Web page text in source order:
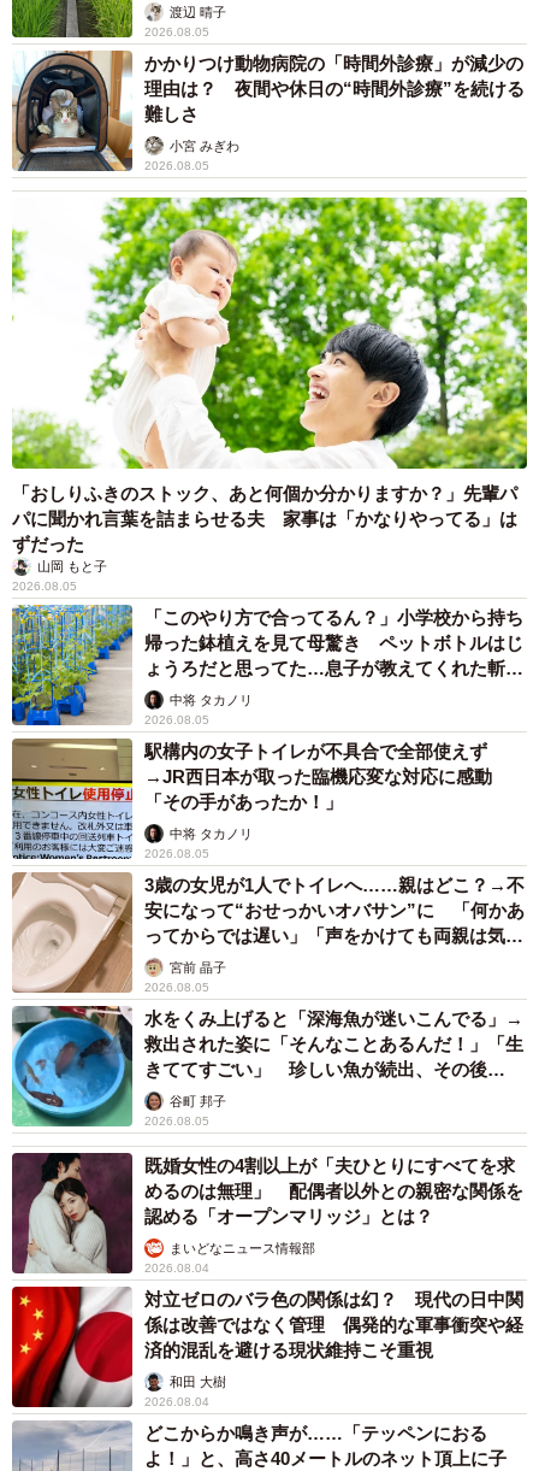
渡辺 晴子
2026.08.05
かかりつけ動物病院の「時間外診療」が減少の
理由は？ 夜間や休日の“時間外診療”を続ける
難しさ
小宮 みぎわ
2026.08.05
「おしりふきのストック、あと何個か分かりますか？」先輩パ
パに聞かれ言葉を詰まらせる夫 家事は「かなりやってる」は
ずだった
山岡 もと子
2026.08.05
「このやり方で合ってるん？」小学校から持ち
帰った鉢植えを見て母驚き ペットボトルはじ
ょうろだと思ってた…息子が教えてくれた斬新
な水やりとは
中将 タカノリ
2026.08.05
駅構内の女子トイレが不具合で全部使えず
→JR西日本が取った臨機応変な対応に感動
「その手があったか！」
中将 タカノリ
2026.08.05
3歳の女児が1人でトイレへ……親はどこ？→不
安になって“おせっかいオバサン”に 「何かあ
ってからでは遅い」「声をかけても両親は気づ
かぬまま」
宮前 晶子
2026.08.05
水をくみ上げると「深海魚が迷いこんでる」→
救出された姿に「そんなことあるんだ！」「生
きててすごい」 珍しい魚が続出、その後
は……谷町 邦子
2026.08.05
既婚女性の4割以上が「夫ひとりにすべてを求
めるのは無理」 配偶者以外との親密な関係を
認める「オープンマリッジ」とは？
まいどなニュース情報部
2026.08.04
対立ゼロのバラ色の関係は幻？ 現代の日中関
係は改善ではなく管理 偶発的な軍事衝突や経
済的混乱を避ける現状維持こそ重視
和田 大樹
2026.08.04
どこからか鳴き声が……「テッペンにおる
よ！」と、高さ40メートルのネット頂上に子